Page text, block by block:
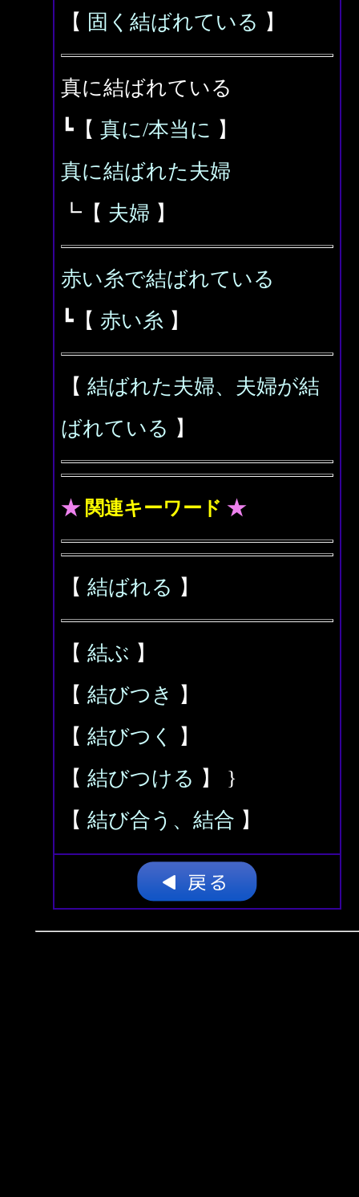
【 固く結ばれている 】
真に結ばれている
┗【 真に/本当に 】
真に結ばれた夫婦
┗【 夫婦 】
赤い糸で結ばれている
┗【 赤い糸 】
【 結ばれた夫婦、夫婦が結
ばれている 】
★ 関連キーワード ★
【 結ばれる 】
【 結ぶ 】
【 結びつき
】
【 結びつく
】
【 結びつける 】 }
【 結び合う、結合 】